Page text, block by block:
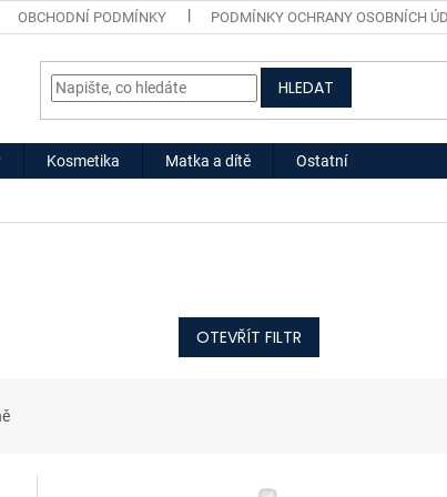
OBCHODNÍ PODMÍNKY PODMÍNKY OCHRANY OSOBNÍCH
HLEDAT
Kosmetika Matka a dítě Ostatní
OTEVŘÍT FILTR